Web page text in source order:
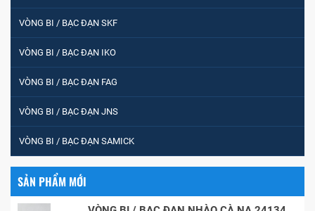
VÒNG BI / BẠC ĐẠN SKF
VÒNG BI / BẠC ĐẠN IKO
VÒNG BI / BẠC ĐẠN FAG
VÒNG BI / BẠC ĐẠN JNS
VÒNG BI / BẠC ĐẠN SAMICK
SẢN PHẨM MỚI